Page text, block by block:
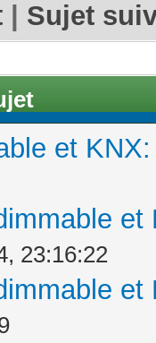
Sujet
et
23:16:22